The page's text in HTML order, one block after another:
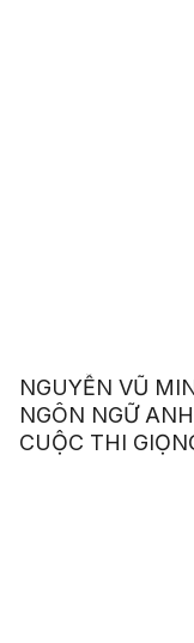
NGUYỄN VŨ
NGÔN NGỮ
CUỘC THI